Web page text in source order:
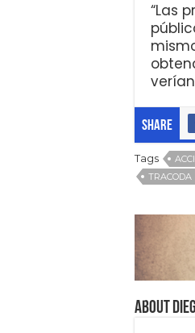
“Las
Share
Tags
TRACODA
About